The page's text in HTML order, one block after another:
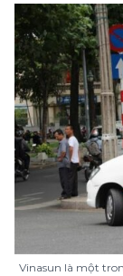
Vinasun là một